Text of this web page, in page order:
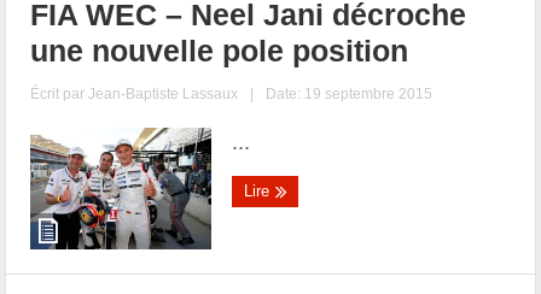
FIA WEC – Neel Jani décroche
une nouvelle pole position
Écrit parJean-Baptiste Lassaux | Date: 19 septembre 2015
...
Lire